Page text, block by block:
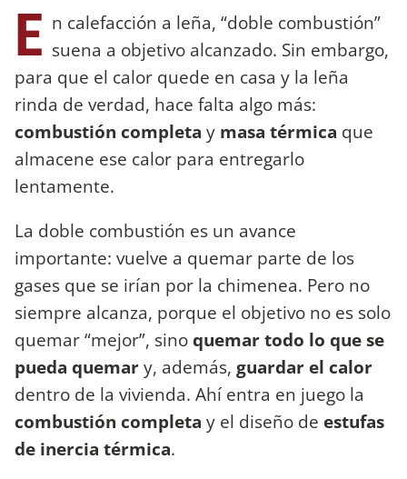
E n calefacción a leña, “doble combustión”
suena a objetivo alcanzado. Sin embargo,
para que el calor quede en casa y la leña
rinda de verdad, hace falta algo más:
combustión completa y masa térmica que
almacene ese calor para entregarlo
lentamente.
La doble combustión es un avance
importante: vuelve a quemar parte de los
gases que se irían por la chimenea. Pero no
siempre alcanza, porque el objetivo no es solo
quemar “mejor”, sinoquemar todo lo que se
pueda quemary, además, guardar el calor
dentro de la vivienda. Ahí entra en juego la
combustión completa y el diseño de estufas
de inercia térmica.